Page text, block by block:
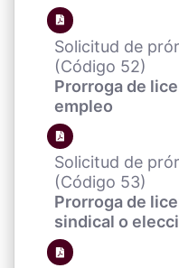
Solicitud de
(Código 52)
Prorroga de
empleo
Solicitud de
(Código 53)
Prorroga de
sindical o